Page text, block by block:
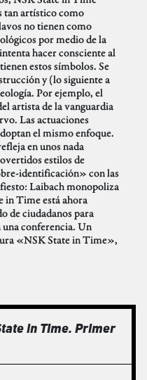
tan artístico como
no tienen como
por medio de la
hacer consciente al
estos símbolos. Se
y (lo siguiente a
Por ejemplo, el
artista de la vanguardia
Las actuaciones
el mismo enfoque.
en unos nada
estilos de
identificación» con las
Laibach monopoliza
in Time está ahora
de ciudadanos para
conferencia. Un
«NSK State in Time»,
in Time. Primer